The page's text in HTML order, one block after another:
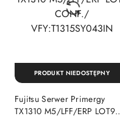
Fujitsu Serwer Primergy
TX1310 M5/LFF/ERP LOT9
PRODUKT NIEDOSTĘPNY